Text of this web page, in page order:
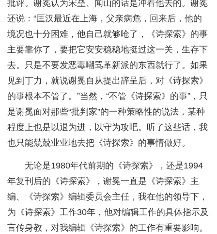
批评。谢冕认为宋垒、闻山的话是冲着他去的。谢冕
还说：“匡汉最近在上海，父亲病危，回来后，他的
境况也十分困难，他自己就够呛了，《诗探索》的事
主要靠你了，要把它安安稳稳地挺过这一关，生存下
去。只是不要发恶毒嘲骂革新派的东西就行了。如果
见到丁力，就说谢冕自从提出辞呈后，对《诗探索》
的事根本不管了。”当然，“不管《诗探索》的事”，只
是谢冕面对那些“批判家”的一种策略性的说法，某种
程度上也是以退为进，以守为攻吧。听了这些话，我
也只能兢兢业业地去把《诗探索》的事情做好。
无论是1980年代前期的《诗探索》，还是1994
年复刊后的《诗探索》，谢冕一直是《诗探索》主
编、《诗探索》编辑委员会主任，我在他的领导下，
为《诗探索》工作30年，他对编辑工作的具体指示及
言传身教，对我编辑《诗探索》的工作有重要影响。